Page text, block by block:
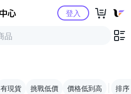
Yahoo購物中心登入
有現貨 挑戰低價 價格低到高 排序